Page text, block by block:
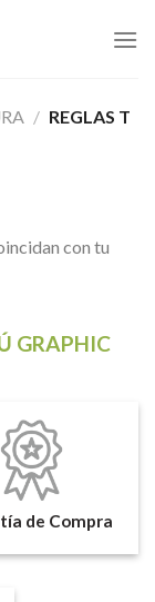
/ REGLAS T
con tu
GRAPHIC
de Compra